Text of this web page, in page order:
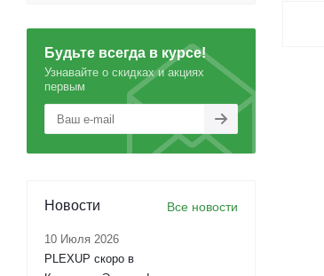
Будьте всегда в курсе!
Узнавайте о скидках и акциях
первым
Новости Все новости
10 Июля 2026
PLEXUP скоро в